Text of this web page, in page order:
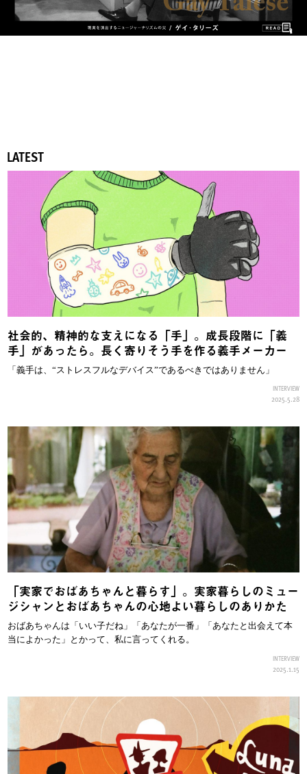
LATEST
社会的、精神的な支えになる「手」。成長段階に「義
手」があったら。長く寄りそう手を作る義手メーカー
「義手は、“ストレスフルなデバイス”であるべきではありません」
INTERVIEW
2025.5.28
「実家でおばあちゃんと暮らす」。実家暮らしのミュー
ジシャンとおばあちゃんの心地よい暮らしのありかた
おばあちゃんは「いい子だね」「あなたが一番」「あなたと出会えて本
当によかった」とかって、私に言ってくれる。
INTERVIEW
2025.1.15